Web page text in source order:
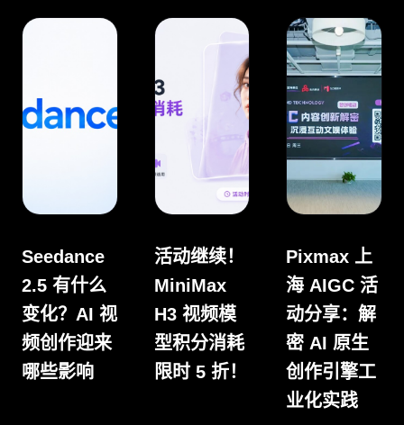
Seedance
2.5 有什么
变化？AI 视
频创作迎来
哪些影响
活动继续！
MiniMax
H3 视频模
型积分消耗
限时 5 折！
Pixmax 上
海 AIGC 活
动分享：解
密 AI 原生
创作引擎工
业化实践